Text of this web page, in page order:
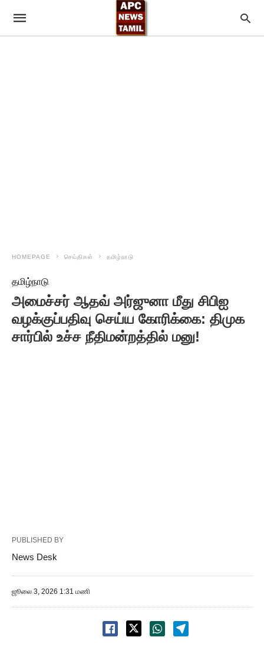
HOMEPAGE செய்திகள் தமிழ்நாடு
தமிழ்நாடு
அமைச்சர் ஆதவ் அர்ஜுனா மீது சிபிஐ
வழக்குப்பதிவு செய்ய கோரிக்கை: திமுக
சார்பில் உச்ச நீதிமன்றத்தில் மனு!
PUBLISHED BY
News Desk
ஜூலை 3, 2026 1:31 மணி